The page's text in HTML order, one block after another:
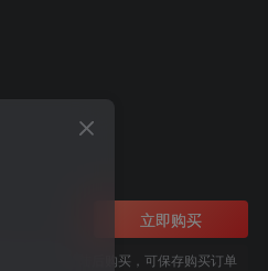
立即购买
登录！建议登陆后购买，可保存购买订单